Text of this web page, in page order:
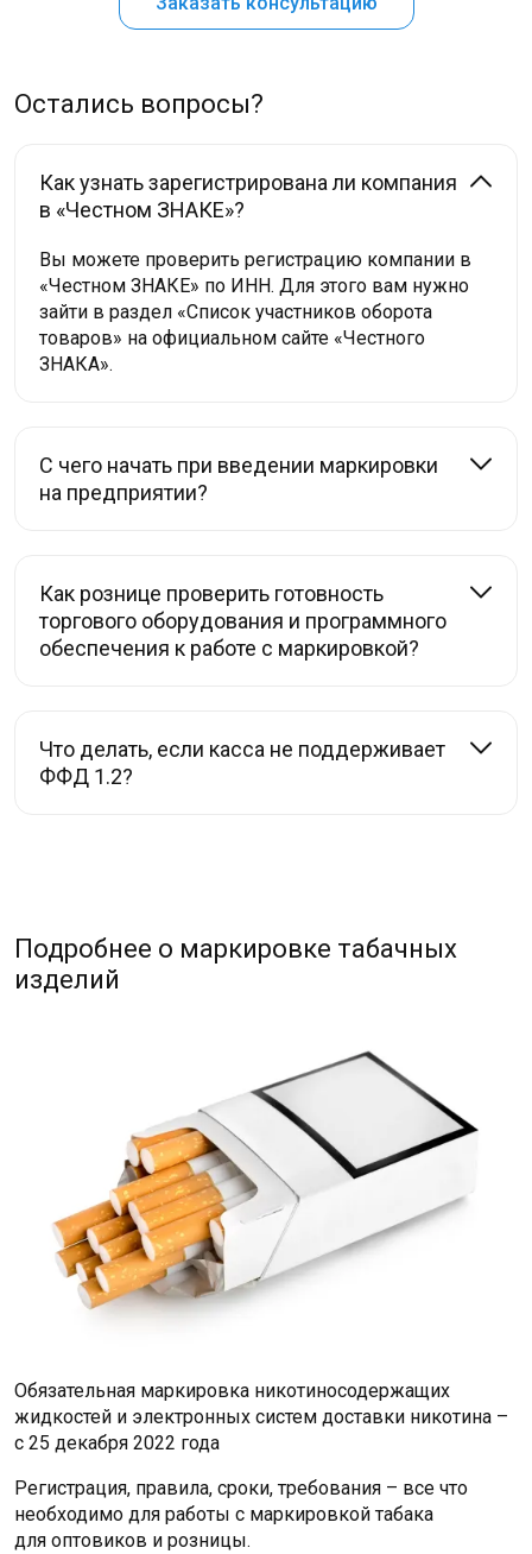
Остались вопросы?
Как узнать зарегистрирована ли компания
в «Честном ЗНАКЕ»?
Вы можете проверить регистрацию компании в
«Честном ЗНАКЕ» по ИНН. Для этого вам нужно
зайти в раздел «Список участников оборота
товаров» на официальном сайте «Честного
ЗНАКА».
С чего начать при введении маркировки
на предприятии?
Как рознице проверить готовность
торгового оборудования и программного
обеспечения к работе с маркировкой?
Что делать, если касса не поддерживает
ФФД 1.2?
Подробнее о маркировке табачных
изделий
Обязательная маркировка никотиносодержащих
жидкостей и электронных систем доставки никотина –
с 25 декабря 2022 года
Регистрация, правила, сроки, требования – все что
необходимо для работы с маркировкой табака
для оптовиков и розницы.